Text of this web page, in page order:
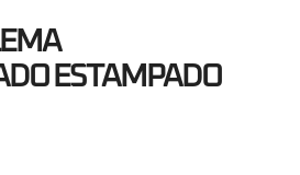
ESTAMPADO